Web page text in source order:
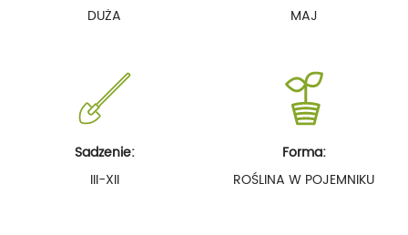
DUŻA
MAJ
Sadzenie:
III-XII
Forma:
ROŚLINA W POJEMNIKU